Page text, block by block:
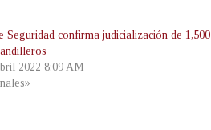
Seguridad confirma judicialización de 1,500
2022 8:09 AM